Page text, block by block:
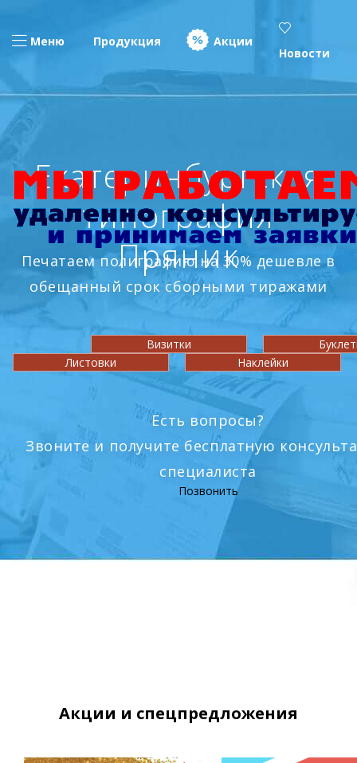
Меню Продукция
Акции
Новости
Екатеринбургская
типография
Пряник
Печатаем полиграфию на 30% дешевле в
обещанный срок сборными тиражами
Визитки
Листовки
Наклейки
Есть вопросы?
Звоните и получите бесплатную
специалиста
Позвонить
Акции и спецпредложения